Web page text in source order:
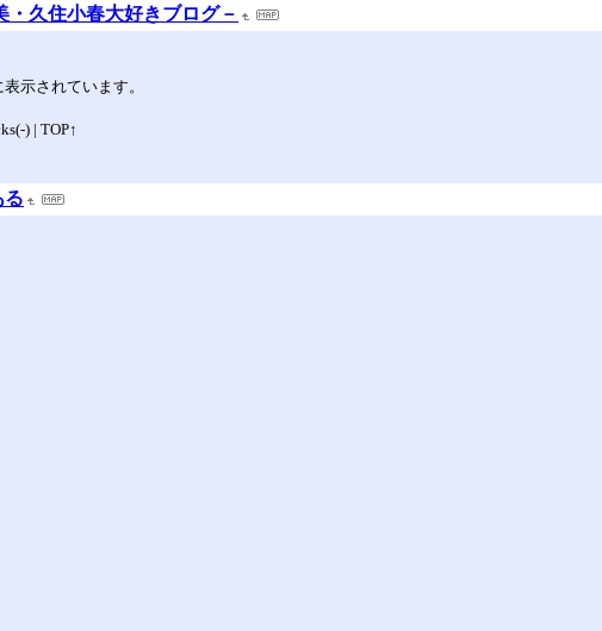
久住小春大好きブログ－
示されています。
) | TOP↑
る